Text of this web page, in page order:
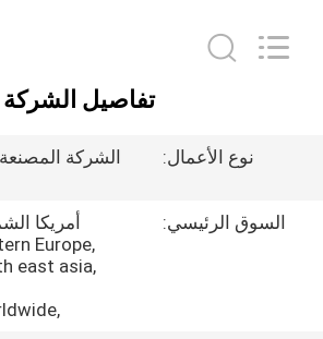
Industry
Co.,Ltd.
تفاصيل الشركة
نوع الأعمال:
الشركة
السوق الرئيسي:
أمريكا
,Africa,Oceania,Worldwide